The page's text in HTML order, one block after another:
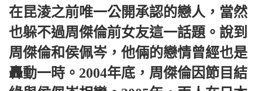
在昆淩之前唯一公開承認的戀人，當然
也躲不過周傑倫前女友這一話題。說到
周傑倫和侯佩岑，他倆的戀情曾經也是
轟動一時。2004年底，周傑倫因節目結